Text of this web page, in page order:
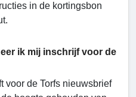
in de kortingsbon
ik mij inschrijf voor de
voor de Torfs nieuwsbrief